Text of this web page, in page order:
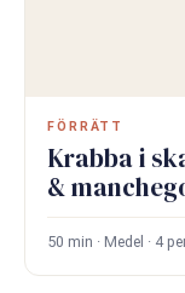
FÖRRÄTT
Krabba i
&
50 min · Medel · 4